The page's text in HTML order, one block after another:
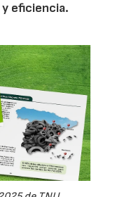
eficiencia.